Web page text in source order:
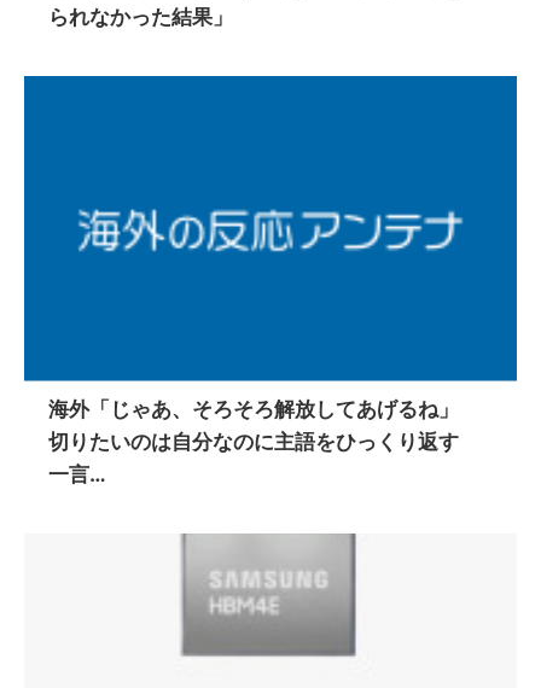
られなかった結果」
海外「じゃあ、そろそろ解放してあげるね」
切りたいのは自分なのに主語をひっくり返す
一言…